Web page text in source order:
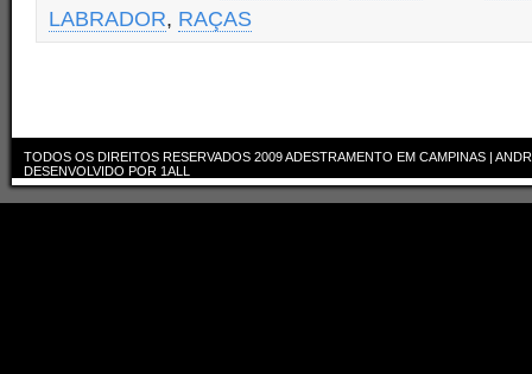
LABRADOR, RAÇAS
TODOS OS DIREITOS RESERVADOS 2009ADESTRAMENTO EM CAMPINAS |
DESENVOLVIDO POR 1ALL